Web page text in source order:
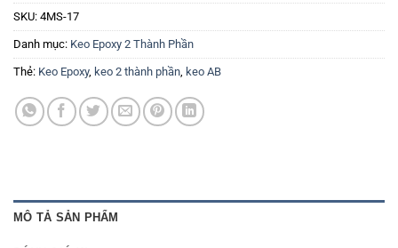
SKU: 4MS-17
Danh mục: Keo Epoxy 2 Thành Phần
Thẻ: Keo Epoxy, keo 2 thành phần, keo AB
MÔ TẢ SẢN PHẨM